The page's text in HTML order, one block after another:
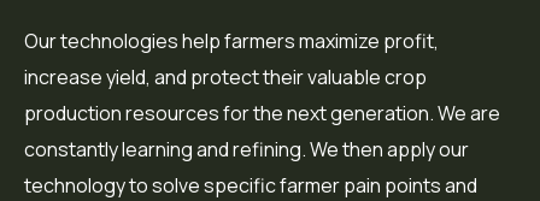
Our technologies help farmers maximize profit,
increase yield, and protect their valuable crop
production resources for the next generation. We are
constantly learning and refining. We then apply our
technology to solve specific farmer pain points and